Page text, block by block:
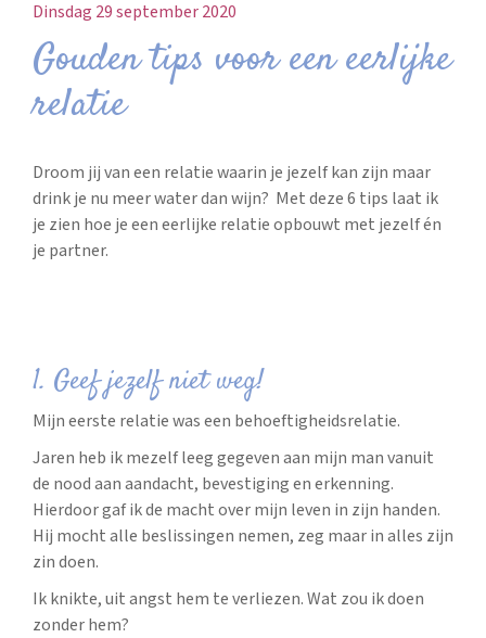
Dinsdag 29 september 2020
Gouden tips voor een eerlijke
relatie
Droom jij van een relatie waarin je jezelf kan zijn maar
drink je nu meer water dan wijn? Met deze 6 tips laat ik
je zien hoe je een eerlijke relatie opbouwt met jezelf én
je partner.
1. Geef jezelf niet weg!
Mijn eerste relatie was een behoeftigheidsrelatie.
Jaren heb ik mezelf leeg gegeven aan mijn man vanuit
de nood aan aandacht, bevestiging en erkenning.
Hierdoor gaf ik de macht over mijn leven in zijn handen.
Hij mocht alle beslissingen nemen, zeg maar in alles zijn
zin doen.
Ik knikte, uit angst hem te verliezen. Wat zou ik doen
zonder hem?